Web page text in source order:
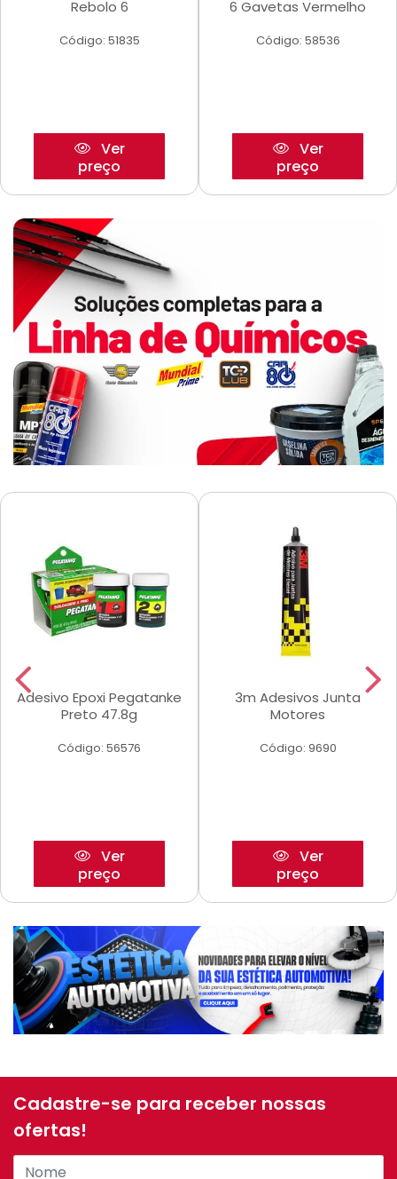
Rebolo 6
Código: 51835
Ver
preço
6 Gavetas Vermelho
Código: 58536
Ver
preço
Adesivo Epoxi Pegatanke
Preto 47.8g
Código: 56576
Ver
preço
3m Adesivos Junta
Motores
Código: 9690
Ver
preço
Cadastre-se para receber nossas
ofertas!